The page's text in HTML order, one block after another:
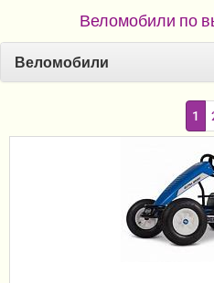
Детский транспорт
Летние товары
Постельные принадлежности
Веломобили по
Веломобили
1